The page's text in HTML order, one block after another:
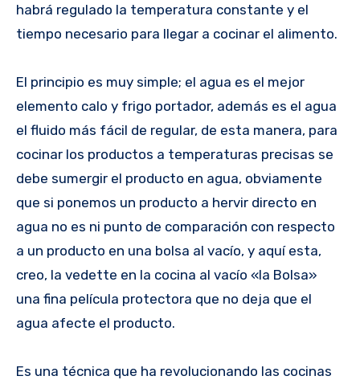
habrá regulado la temperatura constante y el
tiempo necesario para llegar a cocinar el alimento.
El principio es muy simple; el agua es el mejor
elemento calo y frigo portador, además es el agua
el fluido más fácil de regular, de esta manera, para
cocinar los productos a temperaturas precisas se
debe sumergir el producto en agua, obviamente
que si ponemos un producto a hervir directo en
agua no es ni punto de comparación con respecto
a un producto en una bolsa al vacío, y aquí esta,
creo, la vedette en la cocina al vacío «la Bolsa»
una fina película protectora que no deja que el
agua afecte el producto.
Es una técnica que ha revolucionando las cocinas